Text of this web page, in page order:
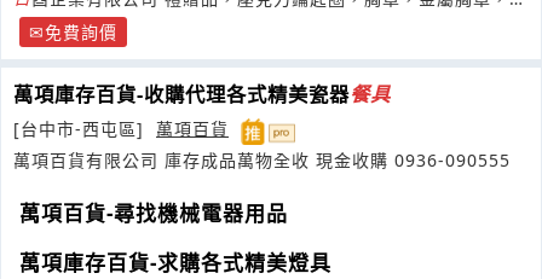
鐵，手機吊飾等產品
免費詢價
萬項庫存百貨-收購代理各式精美瓷器餐具
[台中市-西屯區]
萬項百貨
萬項百貨有限公司 庫存成品萬物全收 現金收購 0936-090555
萬項百貨-尋找機械電器用品
萬項庫存百貨-求購各式精美燈具